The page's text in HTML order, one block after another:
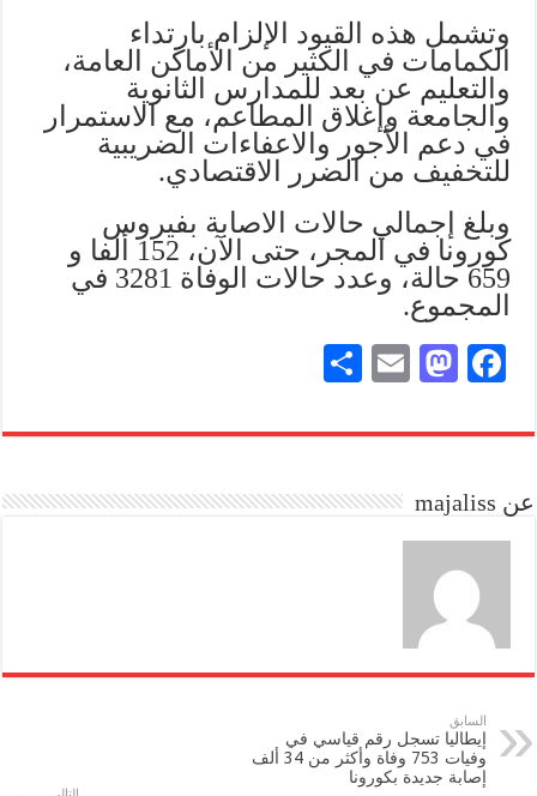
وتشمل هذه القيود الإلزام بارتداء
الكمامات في الكثير من الأماكن العامة،
والتعليم عن بعد للمدارس الثانوية
والجامعة وإغلاق المطاعم، مع الاستمرار
في دعم الأجور والاعفاءات الضريبية
للتخفيف من الضرر الاقتصادي.
وبلغ إجمالي حالات الاصابة بفيروس
كورونا في المجر، حتى الآن، 152 ألفا و
659 حالة، وعدد حالات الوفاة 3281 في
المجموع.
Fa
bo
M
to
n
E
ail
re
عن majaliss
السابق
إيطاليا تسجل رقم قياسي في
وفيات 753 وفاة وأكثر من 34 ألف
إصابة جديدة بكورونا